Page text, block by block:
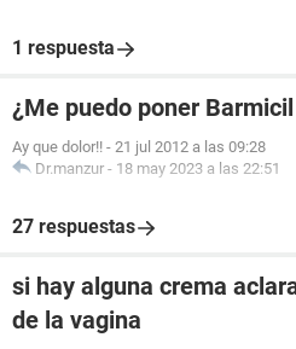
1 respuesta
¿Me puedo poner
Ay que dolor!! - 21 jul 2012 a las 09:28
Dr.manzur - 18 may 2023 a las 22:51
27 respuestas
si hay alguna crema
de la vagina